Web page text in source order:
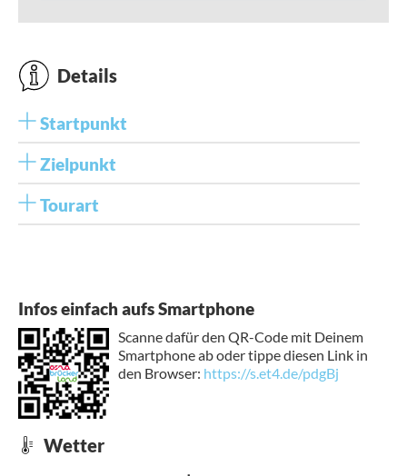
Details
Startpunkt
Zielpunkt
Tourart
Infos einfach aufs Smartphone
Scanne dafür den QR-Code mit Deinem
Smartphone ab oder tippe diesen Link in
den Browser: https://s.et4.de/pdgBj
Wetter